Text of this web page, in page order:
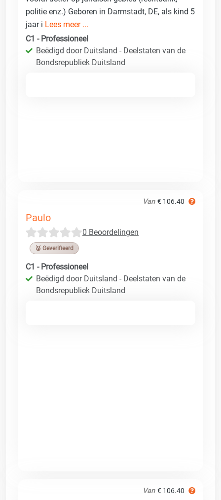
politie enz.) Geboren in Darmstadt, DE, als kind 5
jaar i Lees meer ...
C1 - Professioneel
Beëdigd door Duitsland - Deelstaten van de
Bondsrepubliek Duitsland
Van € 106.40
Paulo
0 Beoordelingen
🥉 Geverifieerd
C1 - Professioneel
Beëdigd door Duitsland - Deelstaten van de
Bondsrepubliek Duitsland
Van € 106.40